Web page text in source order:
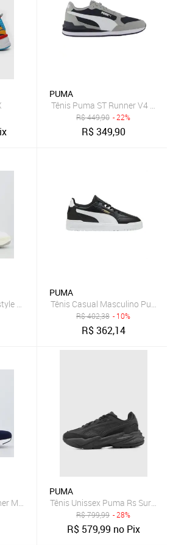
PUMA
Tênis Puma ST Runner V4
R$449,90 - 22%
R$349,90
Bdp Branco e Verde
PUMA
Tênis Casual Masculino Puma
R$402,38 - 10%
R$362,14
Mesh BDP Azul e Branco
PUMA
Tênis Unissex Puma Rs Surge
R$799,99 - 28%
R$ 579,99 no Pix